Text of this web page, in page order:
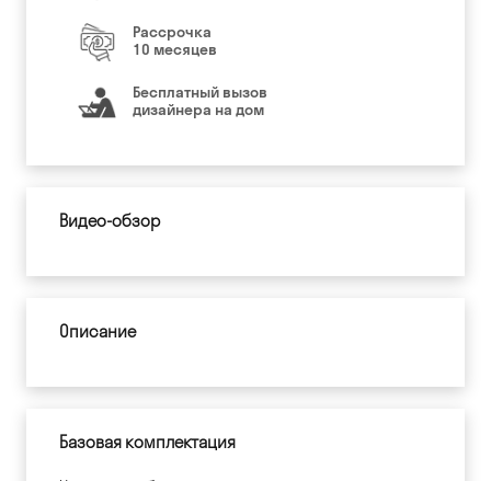
Рассрочка
10 месяцев
Бесплатный вызов
дизайнера на дом
Видео-обзор
Описание
Базовая комплектация